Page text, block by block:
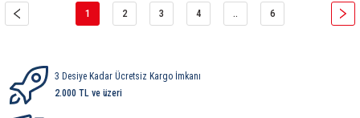
1 2 3 4 .. 6
3 Desiye Kadar Ücretsiz Kargo İmkanı
2.000 TL ve üzeri